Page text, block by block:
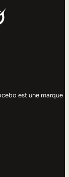
est une marque